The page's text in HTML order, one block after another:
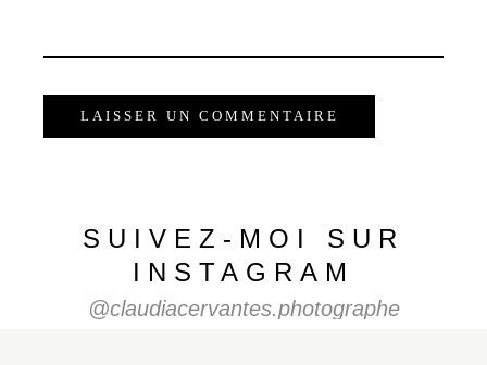
SUIVEZ-MOI SUR
INSTAGRAM
@claudiacervantes.photographe